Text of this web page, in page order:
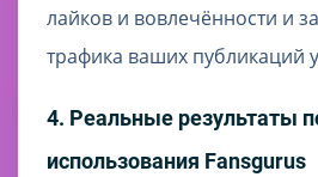
лайков и вовлечённости и
трафика ваших публикаций
4. Реальные результаты
использования Fansgurus